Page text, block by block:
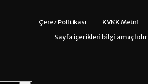
Çerez Politikası KVKK Metni
Sayfa içerikleri bilgi